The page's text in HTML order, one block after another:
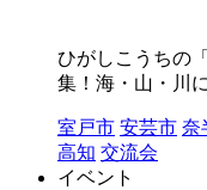
ひがしこうちの
集！海・山・川
室戸市 安芸市 奈
高知 交流会
イベント